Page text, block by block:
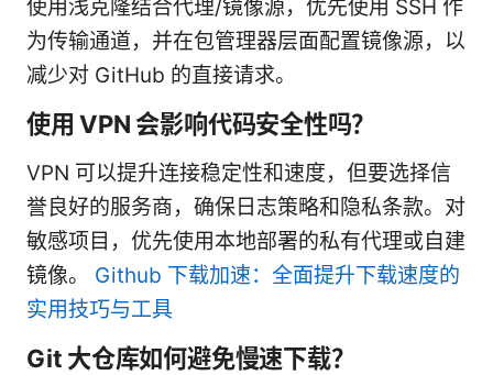
使用浅克隆结合代理/镜像源，优先使用 SSH 作
为传输通道，并在包管理器层面配置镜像源，以
减少对 GitHub 的直接请求。
使用 VPN 会影响代码安全性吗？
VPN 可以提升连接稳定性和速度，但要选择信
誉良好的服务商，确保日志策略和隐私条款。对
敏感项目，优先使用本地部署的私有代理或自建
镜像。 Github 下载加速：全面提升下载速度的
实用技巧与工具
Git 大仓库如何避免慢速下载？